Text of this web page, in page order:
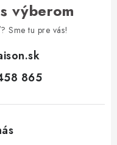
výberom
Sme tu pre vás!
865